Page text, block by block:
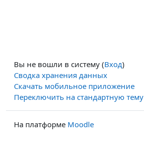
Вы не вошли в систему (Вход)
Сводка хранения данных
Скачать мобильное приложение
Переключить на стандартную тему
На платформе Moodle